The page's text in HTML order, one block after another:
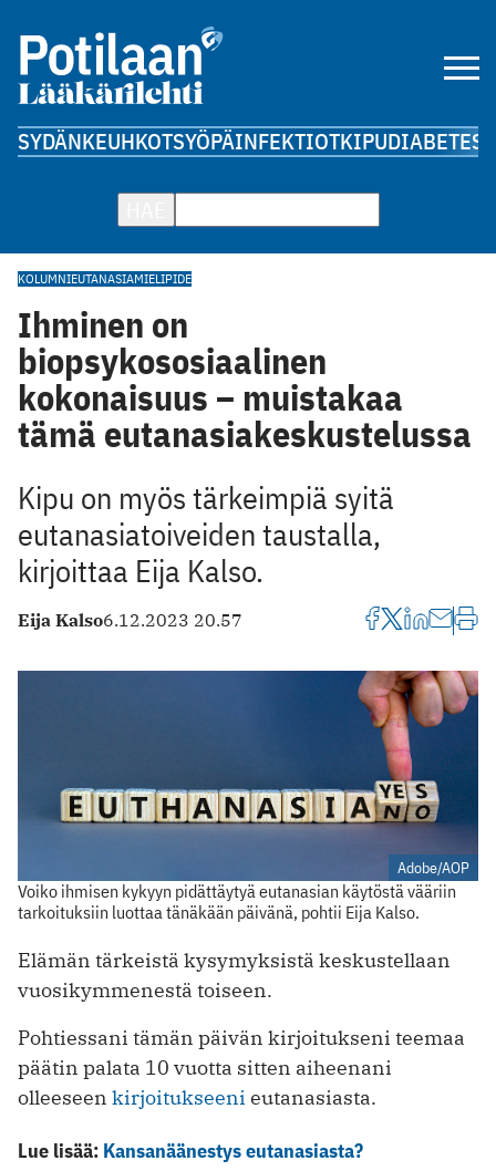
SYDÄNKEUHKOTSYÖPÄINFEKTIOTKIPUDIABETES
KOLUMNIEUTANASIAMIELIPIDE
Ihminen on
biopsykososiaalinen
kokonaisuus – muistakaa
tämä eutanasiakeskustelussa
Kipu on myös tärkeimpiä syitä
eutanasiatoiveiden taustalla,
kirjoittaa Eija Kalso.
Eija Kalso6.12.2023 20.57
Adobe/AOP
Voiko ihmisen kykyyn pidättäytyä eutanasian käytöstä vääriin
tarkoituksiin luottaa tänäkään päivänä, pohtii Eija Kalso.
Elämän tärkeistä kysymyksistä keskustellaan
vuosikymmenestä toiseen.
Pohtiessani tämän päivän kirjoitukseni teemaa
päätin palata 10 vuotta sitten aiheenani
olleeseen kirjoitukseeni eutanasiasta.
Lue lisää: Kansanäänestys eutanasiasta?